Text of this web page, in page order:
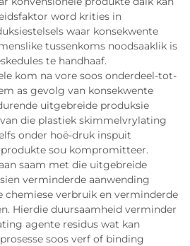
word krities in
waar konsekwente
tussenkoms noodsaaklik is
te handhaaf.
kom na vore soos onderdeel-tot-
as gevolg van konsekwente
uitgebreide produksie
die plastiek skimmelvrylating
onder hoë-druk inspuit
sou kompromitteer.
saam met die uitgebreide
verminderde aanwending
chemiese verbruik en verminderde
Hierdie duursaamheid verminder
agente residus wat kan
soos verf of binding